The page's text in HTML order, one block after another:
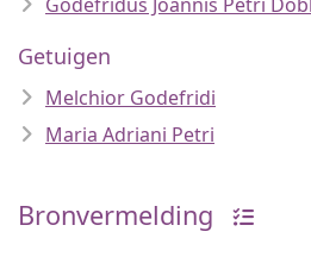
Getuigen
Melchior Godefridi
Maria Adriani Petri
Bronvermelding